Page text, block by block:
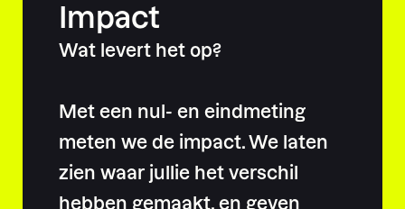
Impact
Wat levert het op?
Met een nul- en eindmeting
meten we de impact. We laten
zien waar jullie het verschil
hebben gemaakt, en geven